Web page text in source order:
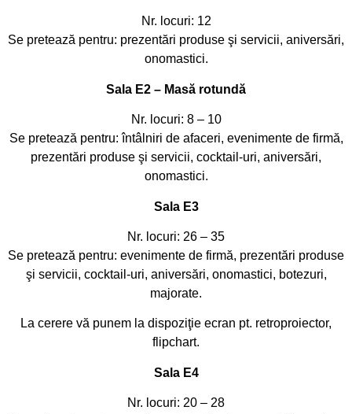
Nr. locuri: 12
Se pretează pentru: prezentări produse şi servicii, aniversări,
onomastici.
Sala E2 – Masă rotundă
Nr. locuri: 8 – 10
Se pretează pentru: întâlniri de afaceri, evenimente de firmă,
prezentări produse şi servicii, cocktail-uri, aniversări,
onomastici.
Sala E3
Nr. locuri: 26 – 35
Se pretează pentru: evenimente de firmă, prezentări produse
şi servicii, cocktail-uri, aniversări, onomastici, botezuri,
majorate.
La cerere vă punem la dispoziţie ecran pt. retroproiector,
flipchart.
Sala E4
Nr. locuri: 20 – 28